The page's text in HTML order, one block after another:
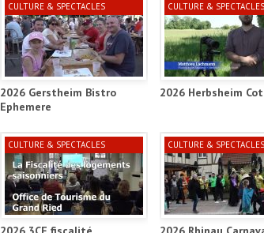
CULTURE & SPECTACLES
2026 Gerstheim Bistro
Ephemere
CULTURE & SPECTACLES
2026 Herbsheim
CULTURE & SPECTACLES CULTURE & SPECTACLES